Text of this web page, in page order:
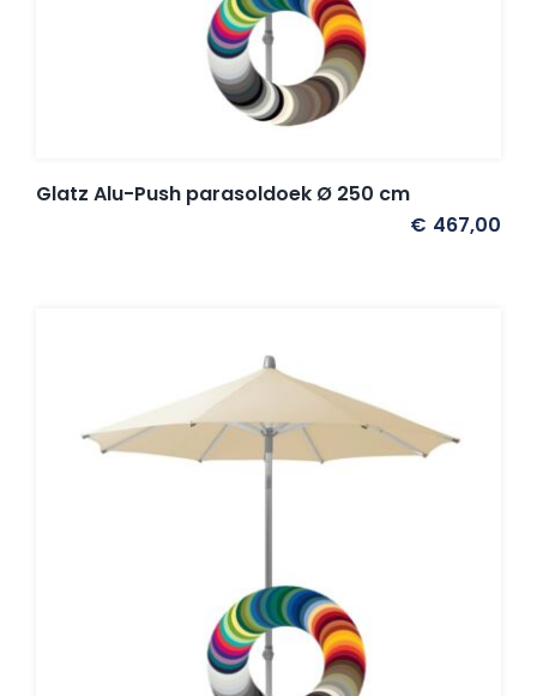
Glatz Alu-Push parasoldoek Ø 250 cm
€ 467,00